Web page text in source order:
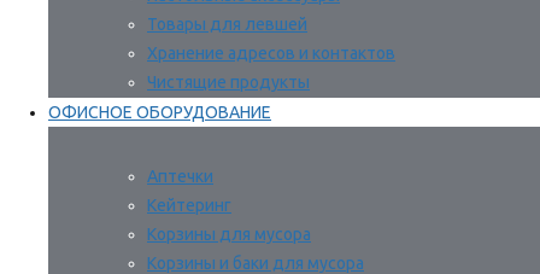
Товары для левшей
Хранение адресов и контактов
Чистящие продукты
ОФИСНОЕ ОБОРУДОВАНИЕ
Аптечки
Кейтеринг
Корзины для мусора
Корзины и баки для мусора